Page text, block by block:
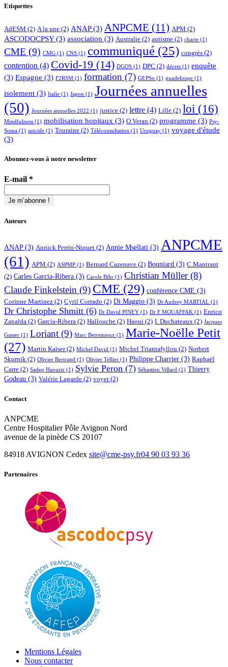
Etiquettes
AdESM (2) A la une (2) ANAP(3) ANPCME (11) APM (2)
ASCODOCPSY(3) association (3) Australie (2) autisme (2) charte (1)
CME (9) CMG (1) CNS (1) communiqué (25) congrès (2)
contention (4) Covid-19 (14) DGOS (1) DPC (2) décret (1) enquête
(3) Espagne (3) F2RSM (1) formation (7) GEPSo (1) guadeloupe (1)
isolement (3) Italie (1) Japon (1) Journées annuelles
(50) Journées annuelles 2022 (1) justice (2) lettre (4) Lille (2) loi (16)
Mindfulness (1) mobilisation hopitaux (3) O.Veran (2) programme (3) Psy-
Soma (1) suicide (1) Touraine (2) Téléconsultation (1) Uruguay (1) voyage d'étude
(3)
Abonnez-vous à notre newsletter
E-mail *
Auteurs
ANAP(3) Annick Perrin-Niquet (2) Annie Msellati (3) ANPCME
(61) APM (2) ASPMP (1) Bernard Cazenave (2) Bouniard (3) C.Mantrant
(2) Carles Garcia-Ribera (3) Carole Bihr (1) Christian Müller(8)
Claude Finkelstein (9) CME (29) conférence CME (3)
Corinne Martinez (2) Cyril Corrado (2) Di Maggio (3) Dr Audrey MARTIAL (1)
Dr Christophe Shmitt (6) Dr David PINEY (1) Dr F MOUAFFAK (1) Enrico
Zanalda (2) Garcia-Ribera (2) Hallouche (2) Haoui (2) I. Duchateaux (2) Jacques
Gasser (1) Loriant (9) Marc Betremieux (1) Marie-Noëlle Petit
(27) Martin Kaiser(2) Michel David (1) Michel Triantafyllou (2) Norbert
Skurnik (2) Olivier Bertrand (1) Olivier Tellier (1) Philippe Charrier (3) Raphaël
Carre (2) Sadeq Haouzir (1) Sylvie Peron (7) Sébastien Villard (1) Thierry
Godeau (3) Valérie Lagarde (2) voyer(2)
Contact
ANPCME
Centre Hospitalier Pôle Avignon Nord
avenue de la pinède CS 20107
84918 AVIGNON Cedex site@cme-psy.fr04 90 03 93 36
Partenaires
Mentions Légales
Nous contacter